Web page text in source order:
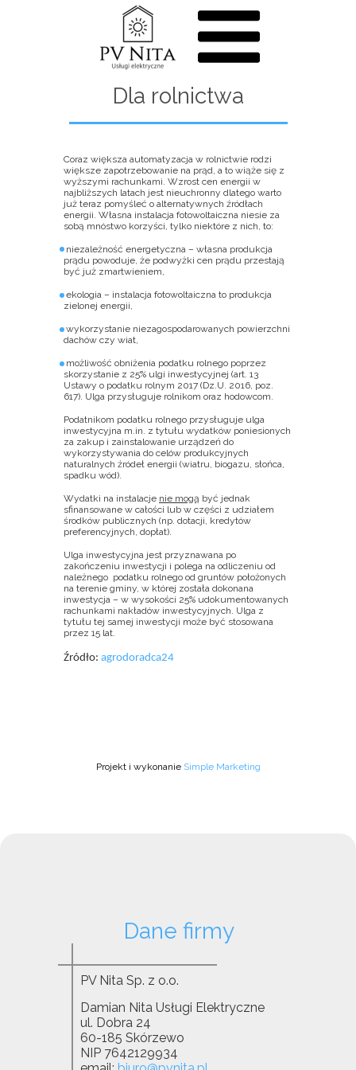
Projekt i wykonanie Simple Marketing
Coraz większa automatyzacja w rolnictwie rodzi
większe zapotrzebowanie na prąd, a to wiąże się z
wyższymi rachunkami. Wzrost cen energii w
najbliższych latach jest nieuchronny dlatego warto
już teraz pomyśleć o alternatywnych źródłach
energii. Własna instalacja fotowoltaiczna niesie za
sobą mnóstwo korzyści, tylko niektóre z nich, to:
niezależność energetyczna – własna produkcja
prądu powoduje, że podwyżki cen prądu przestają
być już zmartwieniem,
ekologia – instalacja fotowoltaiczna to produkcja
zielonej energii,
wykorzystanie niezagospodarowanych powierzchni
dachów czy wiat,
możliwość obniżenia podatku rolnego poprzez
skorzystanie z 25% ulgi inwestycyjnej (art. 13
Ustawy o podatku rolnym 2017 (Dz.U. 2016, poz.
617). Ulga przysługuje rolnikom oraz hodowcom.
Podatnikom podatku rolnego przysługuje ulga
inwestycyjna m.in. z tytułu wydatków poniesionych
za zakup i zainstalowanie urządzeń do
wykorzystywania do celów produkcyjnych
naturalnych źródeł energii (wiatru, biogazu, słońca,
spadku wód).
Wydatki na instalacje nie mogą być jednak
sfinansowane w całości lub w części z udziałem
środków publicznych (np. dotacji, kredytów
preferencyjnych, dopłat).
Ulga inwestycyjna jest przyznawana po
zakończeniu inwestycji i polega na odliczeniu od
należnego podatku rolnego od gruntów położonych
na terenie gminy, w której została dokonana
inwestycja – w wysokości 25% udokumentowanych
rachunkami nakładów inwestycyjnych. Ulga z
tytułu tej samej inwestycji może być stosowana
przez 15 lat.
Źródło: agrodoradca24
Dla rolnictwa
PV Nita Sp. z o.o.
Damian Nita Usługi Elektryczne
ul. Dobra 24
60-185 Skórzewo
NIP 7642129934
Dane firmy